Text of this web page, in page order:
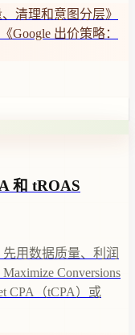
清理和意图分层》
Google 出价策略：
和 tROAS
用数据质量、利润
Conversions
CPA（tCPA）或